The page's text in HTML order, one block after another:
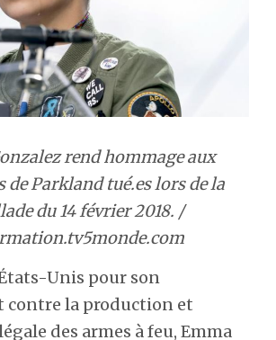
rend hommage aux
de Parkland tué.es lors de la
du 14 février 2018. /
Unis pour son
contre la production et
des armes à feu, Emma